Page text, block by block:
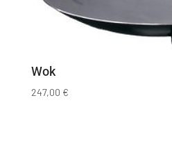
Wok
247,00 €